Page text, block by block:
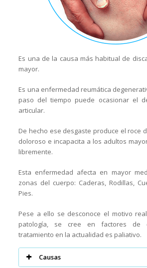
Es una de la causa más habitual de
mayor.
Es una enfermedad reumática
paso del tiempo puede ocasionar el
articular.
De hecho ese desgaste produce el roce
doloroso e incapacita a los adultos
libremente.
Esta enfermedad afecta en mayor
zonas del cuerpo: Caderas, Rodillas,
Pies.
Pese a ello se desconoce el motivo
patología, se cree en factores de
tratamiento en la actualidad es paliativo.
Causas